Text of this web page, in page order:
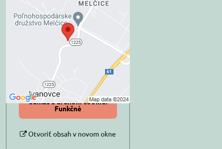
Externý obsah je
blokovaný Voľbami
súkromia
Prajete si načítať externý obsah?
Povoliť tentokrát
Povoliť a zapamätať -
súhlas s druhom cookie:
Funkčné
Otvoriť obsah v novom okne